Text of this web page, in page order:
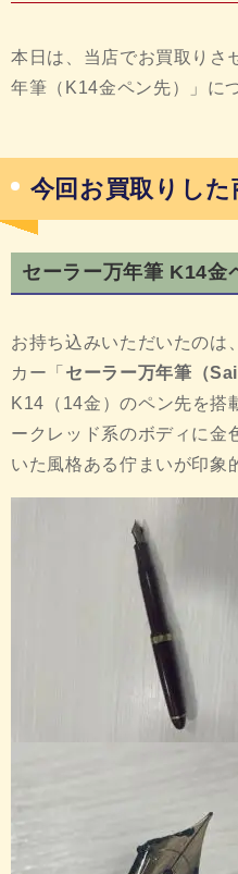
本日は、当店でお買取りさ
年筆（K14金ペン先）」に
今回お買取りした
セーラー万年筆 K14金
お持ち込みいただいたのは
カー「 セーラー万年筆（
K14（14金）のペン先を搭
ークレッド系のボディに金
いた風格ある佇まいが印象